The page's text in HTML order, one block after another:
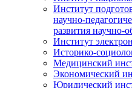
Институт
научно-
развития научно-
Институт
Историко-
Медицинский
Экономический
Юридический